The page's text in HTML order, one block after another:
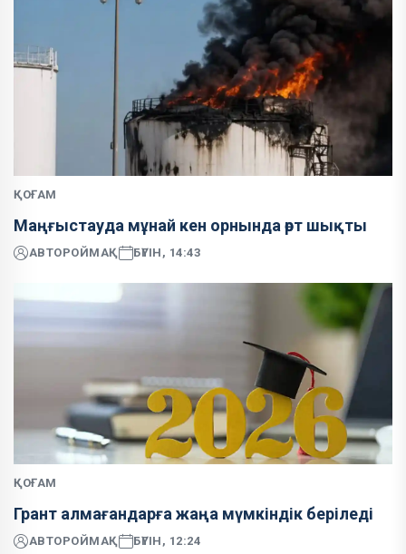
ҚОҒАМ
Маңғыстауда мұнай кен орнында өрт шықты
АВТОРОЙМАҚ БҮГІН, 14:43
ҚОҒАМ
Грант алмағандарға жаңа мүмкіндік беріледі
АВТОРОЙМАҚ БҮГІН, 12:24